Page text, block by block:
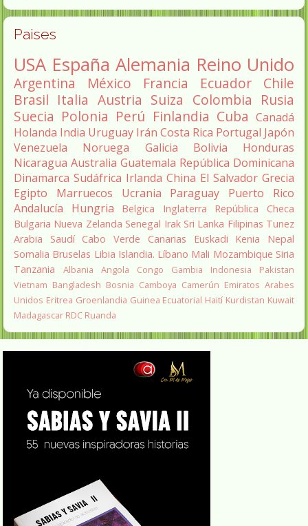
Paises
USA España Alemania Reino Unido
Argentina México Francia Ecuador
Chile
Brasil Italia Austria Suiza Colombia Rusia
Suecia Polonia Perú Finlandia Cuba Canadá
Holanda India Uruguay Irán Costa Rica Portugal Japón
Venezuela
Noruega Galicia Bolivia
Honduras
Nicaragua Australia Guatemala República Dominicana
Dinamarca Sudáfrica Irlanda China El Salvador Grecia
Egipto
Marruecos Ucrania Paraguay
Puerto Rico
Andalucía
Hungria Belgica Inglaterra
República Checa
Bulgaria Nueva Zelanda Senegal Irak Sri Lanka Filipinas Tunez
Arabia Saudí Cabo Verde Canarias Euskadi Kenia
Nepal
Somalia Bruselas Libia Islandia. Líbano Mali Mozambique Siria
Tanzania
Albania Angola Congo Gambia Indonesia
Pakistan
Vietnam Bangladesh Bosnia Camboya Camerún Emiratos Arabes
Unidos Eritrea Groenlandia Guinea Ecuatorial Haití Kurdistan Kuwait
Madagascar RDC Ruanda